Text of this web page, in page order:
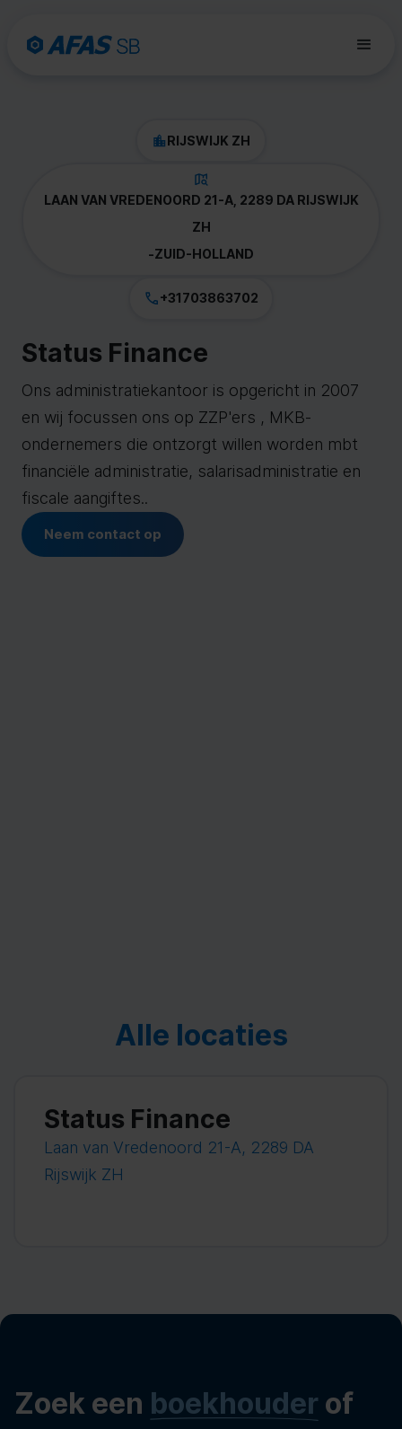
RIJSWIJK ZH
LAAN VAN VREDENOORD 21-A, 2289 DA RIJSWIJK
ZH
-ZUID-HOLLAND
+31703863702
Status Finance
Ons administratiekantoor is opgericht in 2007
en wij focussen ons op ZZP'ers , MKB-
ondernemers die ontzorgt willen worden mbt
financiële administratie, salarisadministratie en
fiscale aangiftes..
Neem contact op
Alle locaties
Status Finance
Laan van Vredenoord 21-A, 2289 DA
Rijswijk ZH
Zoek een boekhouder of